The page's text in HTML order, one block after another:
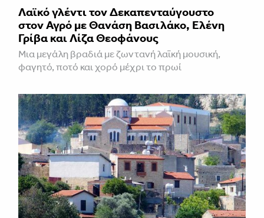
Λαϊκό γλέντι τον Δεκαπενταύγουστο
στον Αγρό με Θανάση Βασιλάκο, Ελένη
Γρίβα και Λίζα Θεοφάνους
Μια μεγάλη βραδιά με ζωντανή λαϊκή μουσική,
φαγητό, ποτό και χορό μέχρι το πρωί